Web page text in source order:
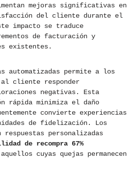
mejoras significativas en
del cliente durante el
impacto se traduce
de facturación y
existentes.
automatizadas permite a los
al cliente responder
negativas. Esta
rápida minimiza el daño
convierte experiencias
de fidelización. Los
respuestas personalizadas
de recompra 67%
cuyas quejas permanecen